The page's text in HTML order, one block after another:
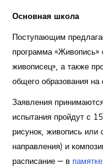
Основная школа
Поступающим
программа
живописец», а также
общего образования на
Заявления
испытания пройдут с
рисунок, живопись или
направления) и
расписание — в